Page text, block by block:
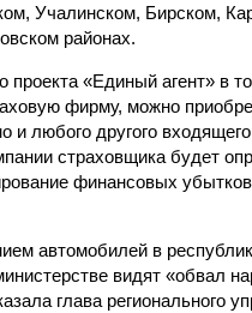
Учалинском, Бирском,
районах.
проекта «Единый агент» в
фирму, можно
и любого другого
страховщика будет
финансовых
автомобилей в
видят «обвал
глава регионального